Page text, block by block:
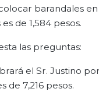
barandales en
de 1,584 pesos.
las preguntas:
el Sr. Justino
de 7,216 pesos.